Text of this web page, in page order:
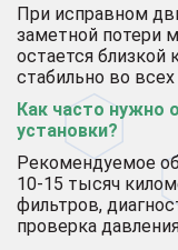
При исправном
заметной потери
остается близкой
стабильно во
Как часто нужно
установки?
Рекомендуемое
10-15 тысяч
фильтров,
проверка